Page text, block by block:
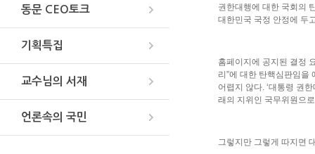
동문 CEO토크
기획특집
교수님의 서재
언론속의 국민
권한대행에 대한 국회의
대한민국 국정 안정에 두
홈페이지에 공지된 결정
리”에 대한 탄핵심판임을
어렵지 않다. ‘대통령 권
래의 지위인 국무위원으
그렇지만 그렇게 따지면